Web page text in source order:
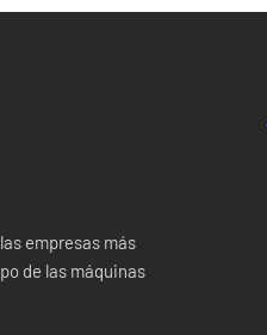
empresas más
de las máquinas